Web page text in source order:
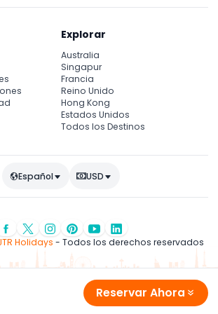
Reservar Ahora
Explorar
Australia
Singapur
Francia
Reino Unido
Hong Kong
Estados Unidos
Todos los Destinos
Español USD
Holidays - Todos los derechos reservados